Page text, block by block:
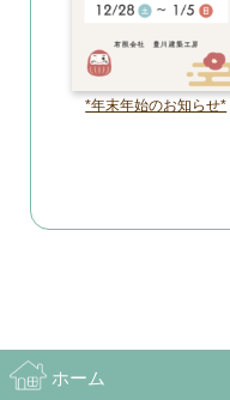
*年末年始のお知らせ*
ホーム